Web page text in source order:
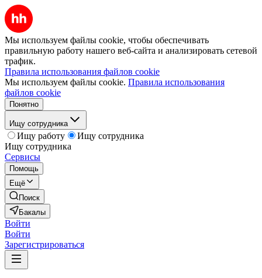
Мы используем файлы cookie, чтобы обеспечивать
правильную работу нашего веб-сайта и анализировать сетевой
трафик.
Правила использования файлов cookie
Мы используем файлы cookie. Правила использования
файлов cookie
Понятно
Ищу сотрудника
Ищу работу
Ищу сотрудника
Ищу сотрудника
Сервисы
Помощь
Ещё
Поиск
Бакалы
Войти
Войти
Зарегистрироваться